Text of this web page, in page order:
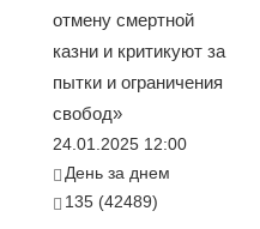
отмену смертной
казни и критикуют за
пытки и ограничения
свобод»
24.01.2025 12:00
День за днем
135 (42489)